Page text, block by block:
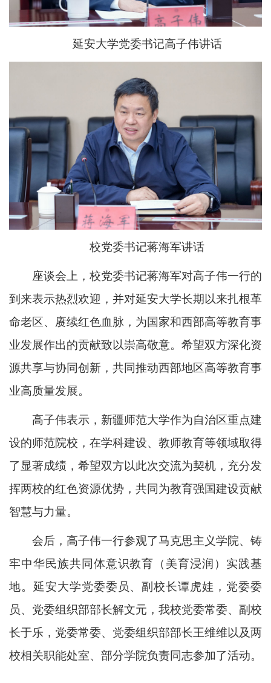
延安大学党委书记高子伟讲话
校党委书记蒋海军讲话
座谈会上，校党委书记蒋海军对高子伟一行的
到来表示热烈欢迎，并对延安大学长期以来扎根革
命老区、赓续红色血脉，为国家和西部高等教育事
业发展作出的贡献致以崇高敬意。希望双方深化资
源共享与协同创新，共同推动西部地区高等教育事
业高质量发展。
高子伟表示，新疆师范大学作为自治区重点建
设的师范院校，在学科建设、教师教育等领域取得
了显著成绩，希望双方以此次交流为契机，充分发
挥两校的红色资源优势，共同为教育强国建设贡献
智慧与力量。
会后，高子伟一行参观了马克思主义学院、铸
牢中华民族共同体意识教育（美育浸润）实践基
地。延安大学党委委员、副校长谭虎娃，党委委
员、党委组织部部长解文元，我校党委常委、副校
长于乐，党委常委、党委组织部部长王维维以及两
校相关职能处室、部分学院负责同志参加了活动。